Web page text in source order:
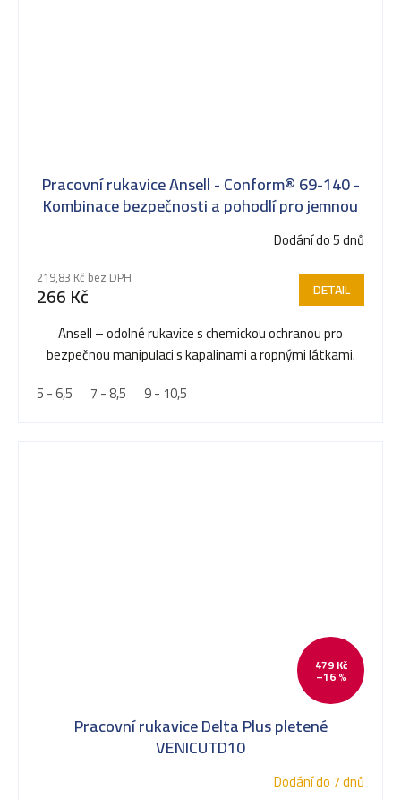
Pracovní rukavice Ansell - Conform® 69-140 -
Kombinace bezpečnosti a pohodlí pro jemnou
Dodání do 5 dnů
219,83 Kč bez DPH
266 Kč DETAIL
Ansell – odolné rukavice s chemickou ochranou pro
bezpečnou manipulaci s kapalinami a ropnými látkami.
5 - 6,5
7 - 8,5 9 - 10,5
479 Kč
–16 %
Pracovní rukavice Delta Plus pletené
VENICUTD10
Dodání do 7 dnů